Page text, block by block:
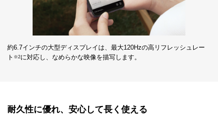
約6.7インチの大型ディスプレイは、最大120Hzの高リフレッシュレー
ト ※2に対応し、なめらかな映像を描写します。
耐久性に優れ、安心して長く使える